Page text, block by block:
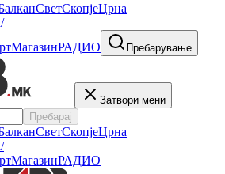
СветСкопјеЦрна
МагазинРАДИО Пребарување
Затвори мени
Пребарај
СветСкопјеЦрна
МагазинРАДИО